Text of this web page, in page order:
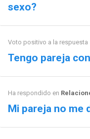
sexo?
Voto positivo a la respuesta
Tengo pareja
Ha respondido en
Mi pareja no me